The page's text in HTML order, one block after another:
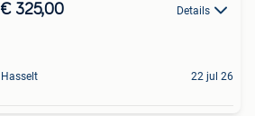
€ 325,00 Details
Hasselt 22 jul 26